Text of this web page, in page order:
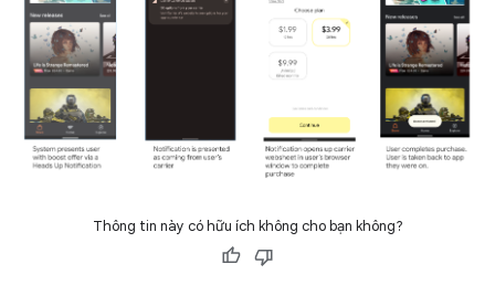
Thông tin này có hữu ích không cho bạn không?